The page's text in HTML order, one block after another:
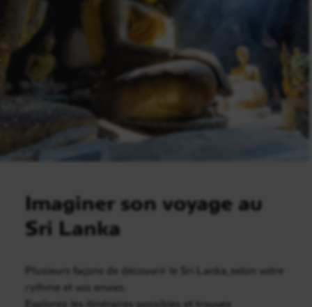
Imaginer son voyage au
Sri Lanka
Plusieurs façons de découvrir le Sri Lanka, selon votre
rythme et vos envies.
Explorez les itinéraires possibles et trouvez